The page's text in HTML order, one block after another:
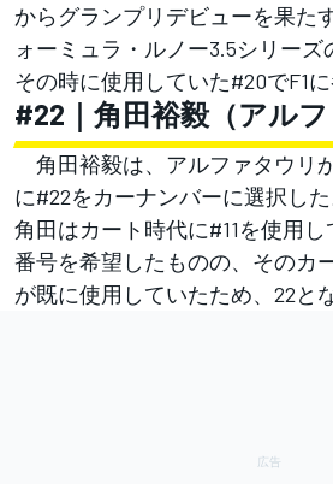
からグランプリデビューを果た
ォーミュラ・ルノー3.5シリーズ
その時に使用していた#20でF1に
#22｜角田裕毅（アルフ
角田裕毅は、アルファタウリ
に#22をカーナンバーに選択し
角田はカート時代に#11を使用
番号を希望したものの、そのカ
が既に使用していたため、22と